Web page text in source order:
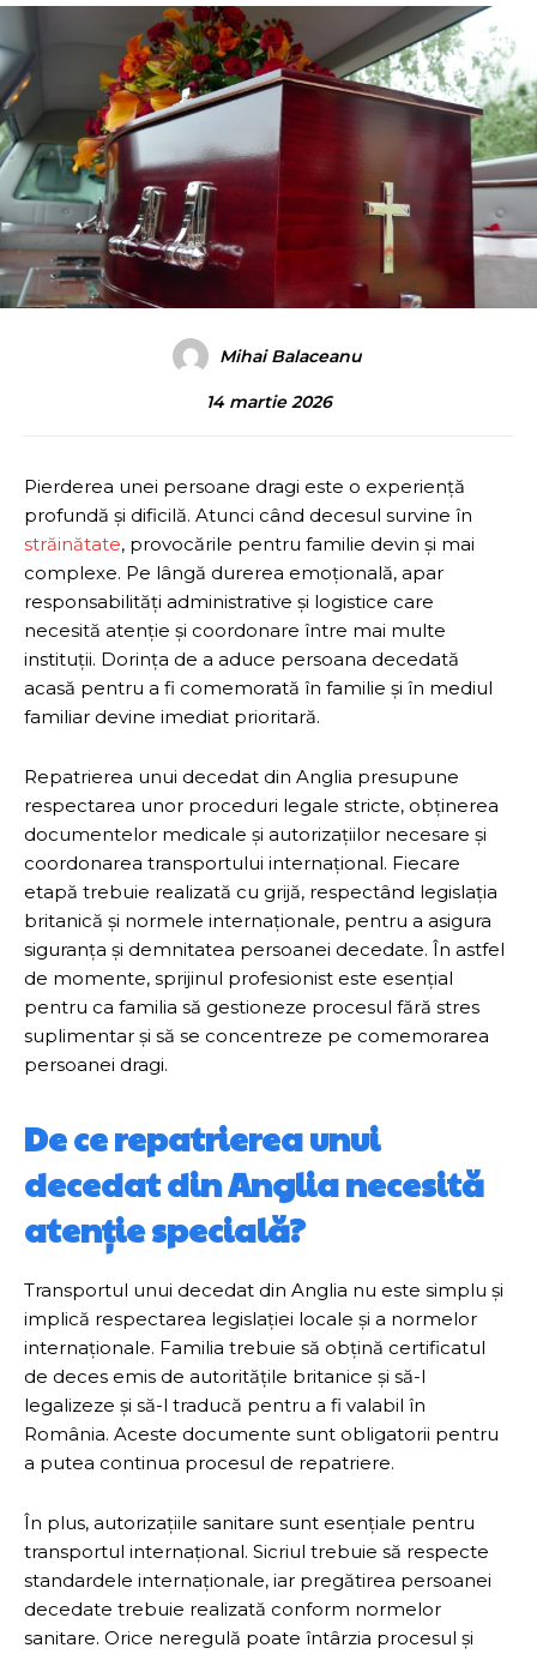
Mihai Balaceanu
14 martie 2026
Pierderea unei persoane dragi este o experiență
profundă și dificilă. Atunci când decesul survine în
străinătate, provocările pentru familie devin și mai
complexe. Pe lângă durerea emoțională, apar
responsabilități administrative și logistice care
necesită atenție și coordonare între mai multe
instituții. Dorința de a aduce persoana decedată
acasă pentru a fi comemorată în familie și în mediul
familiar devine imediat prioritară.
Repatrierea unui decedat din Anglia presupune
respectarea unor proceduri legale stricte, obținerea
documentelor medicale și autorizațiilor necesare și
coordonarea transportului internațional. Fiecare
etapă trebuie realizată cu grijă, respectând legislația
britanică și normele internaționale, pentru a asigura
siguranța și demnitatea persoanei decedate. În astfel
de momente, sprijinul profesionist este esențial
pentru ca familia să gestioneze procesul fără stres
suplimentar și să se concentreze pe comemorarea
persoanei dragi.
De ce repatrierea unui
decedat din Anglia necesită
atenție specială?
Transportul unui decedat din Anglia nu este simplu și
implică respectarea legislației locale și a normelor
internaționale. Familia trebuie să obțină certificatul
de deces emis de autoritățile britanice și să-l
legalizeze și să-l traducă pentru a fi valabil în
România. Aceste documente sunt obligatorii pentru
a putea continua procesul de repatriere.
În plus, autorizațiile sanitare sunt esențiale pentru
transportul internațional. Sicriul trebuie să respecte
standardele internaționale, iar pregătirea persoanei
decedate trebuie realizată conform normelor
sanitare. Orice neregulă poate întârzia procesul și